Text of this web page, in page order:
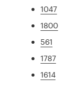
1047
1800
561
1787
1614